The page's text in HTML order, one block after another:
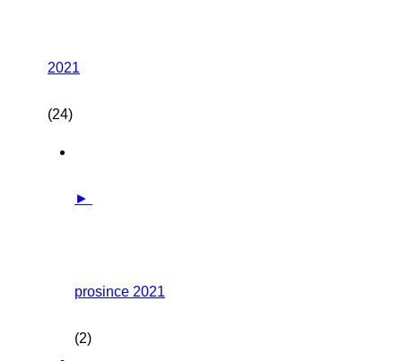
2021
(24)
►
prosince 2021
(2)